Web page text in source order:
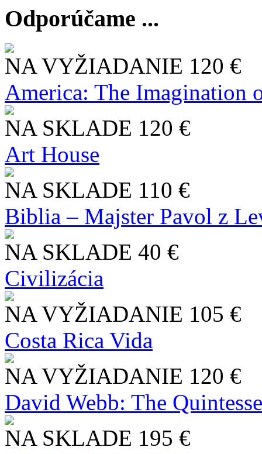
Odporúčame ...
NA VYŽIADANIE 120 €
America: The Imagination
NA SKLADE 120 €
Art House
NA SKLADE 110 €
Biblia – Majster Pavol z
NA SKLADE 40 €
Civilizácia
NA VYŽIADANIE 105 €
Costa Rica Vida
NA VYŽIADANIE 120 €
David Webb: The
NA SKLADE 195 €